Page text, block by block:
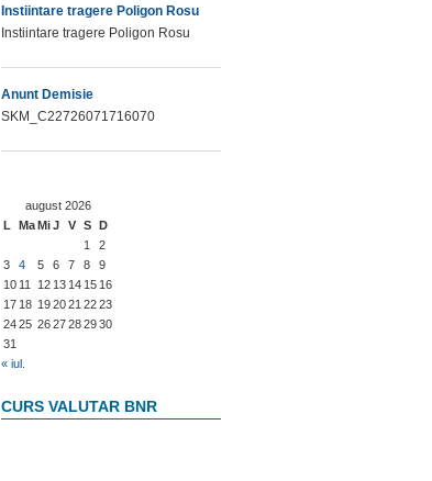
Instiintare tragere Poligon Rosu
Instiintare tragere Poligon Rosu
Anunt Demisie
SKM_C22726071716070
august 2026
L
MaMiJ V S D
1
2
3
4 5 6 7 8
9
10 11 12 13 14 15 16
17 18 192021 2223
2425 2627282930
31
« iul.
CURS VALUTAR BNR